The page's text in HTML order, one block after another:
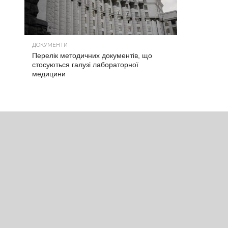
ДОКУМЕНТИ
Перелік методичних документів, що
стосуються галузі лабораторної
медицини